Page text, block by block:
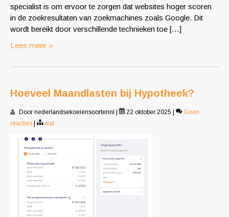
specialist is om ervoor te zorgen dat websites hoger scoren
in de zoekresultaten van zoekmachines zoals Google. Dit
wordt bereikt door verschillende technieken toe […]
Lees meer »
Hoeveel Maandlasten bij Hypotheek?
Door nederlandsekoeiensoortennl | 22 oktober 2025 |
Geen
reacties | wat